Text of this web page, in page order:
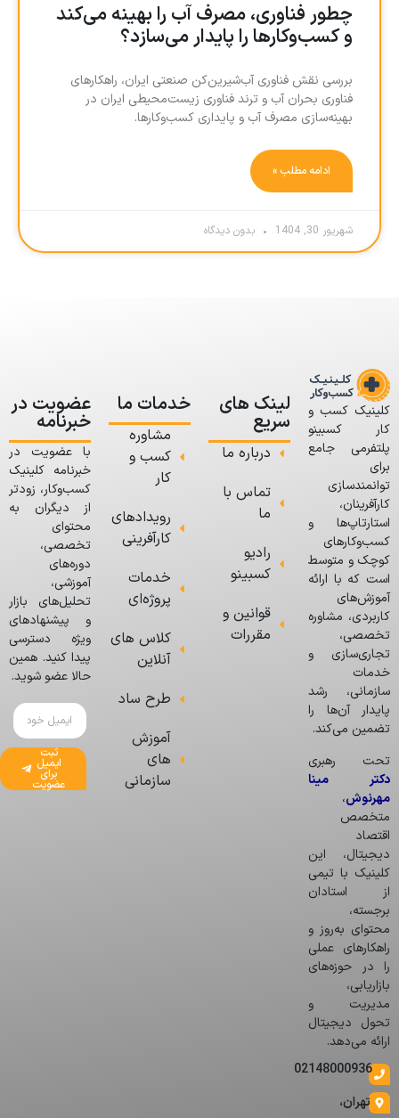
چطور فناوری، مصرف آب را بهینه می‌کند
و کسب‌وکارها را پایدار می‌سازد؟
بررسی نقش فناوری آب‌شیرین‌کن صنعتی ایران، راهکارهای
فناوری بحران آب و ترند فناوری زیست‌محیطی ایران در
بهینه‌سازی مصرف آب و پایداری کسب‌وکارها.
ادامه مطلب »
شهریور 30, 1404 بدون دیدگاه
کلینیک کسب و
کار کسبینو
پلتفرمی جامع
برای
توانمندسازی
کارآفرینان،
استارتاپ‌ها و
کسب‌وکارهای
کوچک و متوسط
است که با ارائه
آموزش‌های
کاربردی، مشاوره
تخصصی،
تجاری‌سازی و
خدمات
سازمانی، رشد
پایدار آن‌ها را
تضمین می‌کند.
تحت رهبری
دکتر مینا
مهرنوش،
متخصص
اقتصاد
دیجیتال، این
کلینیک با تیمی
از استادان
برجسته،
محتوای به‌روز و
راهکارهای عملی
را در حوزه‌های
بازاریابی،
مدیریت و
تحول دیجیتال
ارائه می‌دهد.
02148000936
تهران،
لینک های
سریع
درباره ما
تماس با
ما
رادیو
کسبینو
قوانین و
مقررات
خدمات ما
مشاوره
کسب و
کار
رویدادهای
کارآفرینی
خدمات
پروژه‌ای
کلاس های
آنلاین
طرح ساد
آموزش
های
سازمانی
عضویت در
خبرنامه
با عضویت در
خبرنامه کلینیک
کسب‌وکار، زودتر
از دیگران به
محتوای
تخصصی،
دوره‌های
آموزشی،
تحلیل‌های بازار
و پیشنهادهای
ویژه دسترسی
پیدا کنید. همین
حالا عضو شوید.
ثبت
ایمیل
برای
عضویت